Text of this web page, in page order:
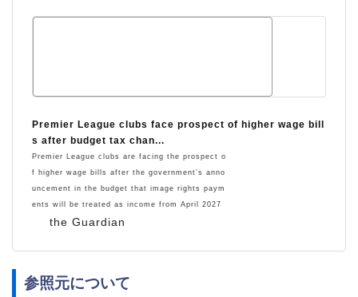
the Guardian
Premier League clubs face prospect of higher wage bill
s after budget tax chan...
Premier League clubs are facing the prospect o
f higher wage bills after the government’s anno
uncement in the budget that image rights paym
ents will be treated as income from April 2027
参照元について